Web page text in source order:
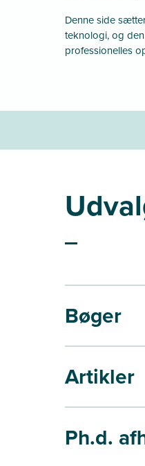
Denne side
teknologi, og
professionelles
Bøger
Artikler
Ph.d.